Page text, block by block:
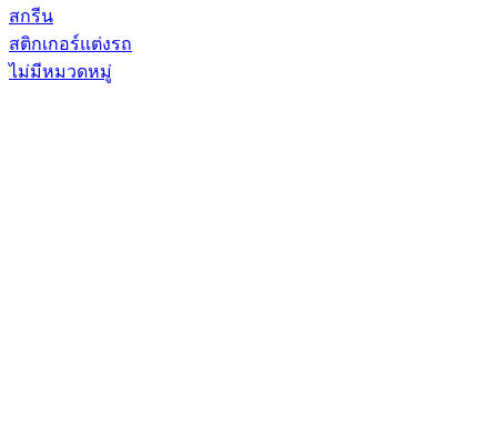
สกรีน
สติกเกอร์แต่งรถ
ไม่มีหมวดหมู่